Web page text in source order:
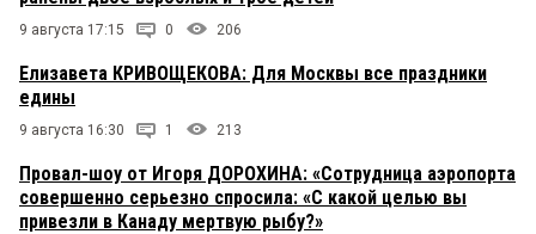
9 августа 17:15 0 206
Елизавета КРИВОЩЕКОВА: Для Москвы все праздники
едины
9 августа 16:30 1 213
Провал-шоу от Игоря ДОРОХИНА: «Сотрудница аэропорта
совершенно серьезно спросила: «С какой целью вы
привезли в Канаду мертвую рыбу?»